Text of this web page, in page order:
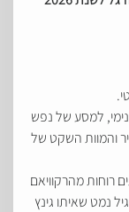
למסע של נפש
והמוות השקט של
רוחות מהרקוויאם
נמט שאיתו גינץ